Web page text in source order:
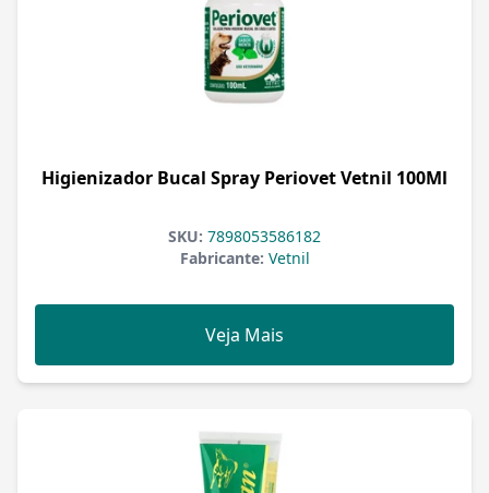
Higienizador Bucal Spray Periovet Vetnil 100Ml
SKU: 7898053586182
Fabricante: Vetnil
Veja Mais